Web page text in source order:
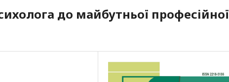
до майбутньої професійної